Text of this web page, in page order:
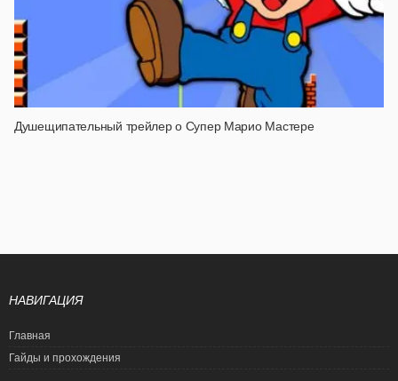
Душещипательный трейлер о Супер Марио Мастере
НАВИГАЦИЯ
Главная
Гайды и прохождения